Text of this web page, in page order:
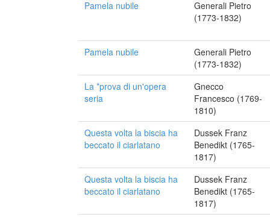
Pamela nubile
Generali Pietro
(1773-1832)
Pamela nubile
Generali Pietro
(1773-1832)
La *prova di un'opera
seria
Gnecco
Francesco (1769-
1810)
Questa volta la biscia ha
beccato il ciarlatano
Dussek Franz
Benedikt (1765-
1817)
Questa volta la biscia ha
beccato il ciarlatano
Dussek Franz
Benedikt (1765-
1817)